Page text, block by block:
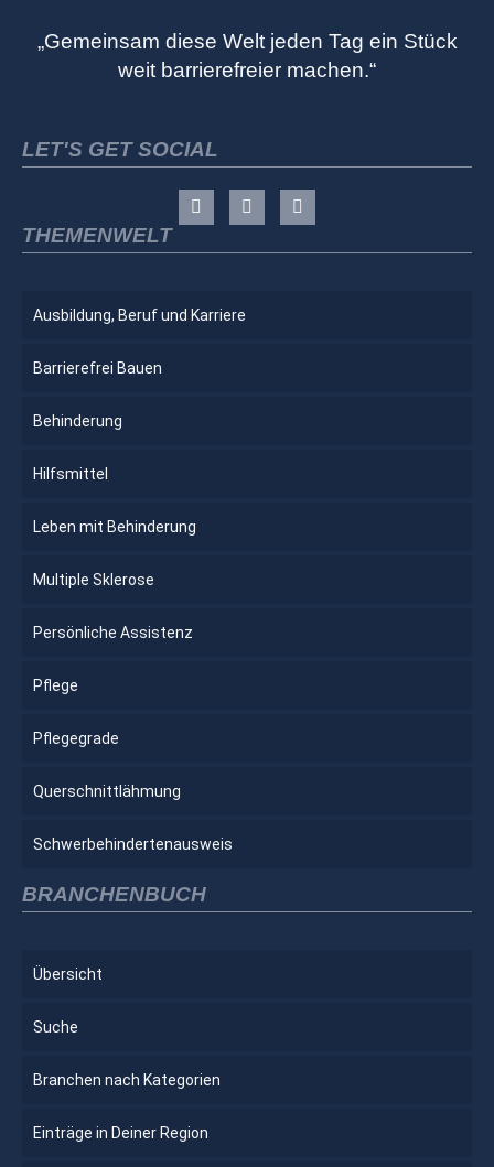
„Gemeinsam diese Welt jeden Tag ein Stück
weit barrierefreier machen.“
LET'S GET SOCIAL
THEMENWELT
Ausbildung, Beruf und Karriere
Barrierefrei Bauen
Behinderung
Hilfsmittel
Leben mit Behinderung
Multiple Sklerose
Persönliche Assistenz
Pflege
Pflegegrade
Querschnittlähmung
Schwerbehindertenausweis
BRANCHENBUCH
Übersicht
Suche
Branchen nach Kategorien
Einträge in Deiner Region